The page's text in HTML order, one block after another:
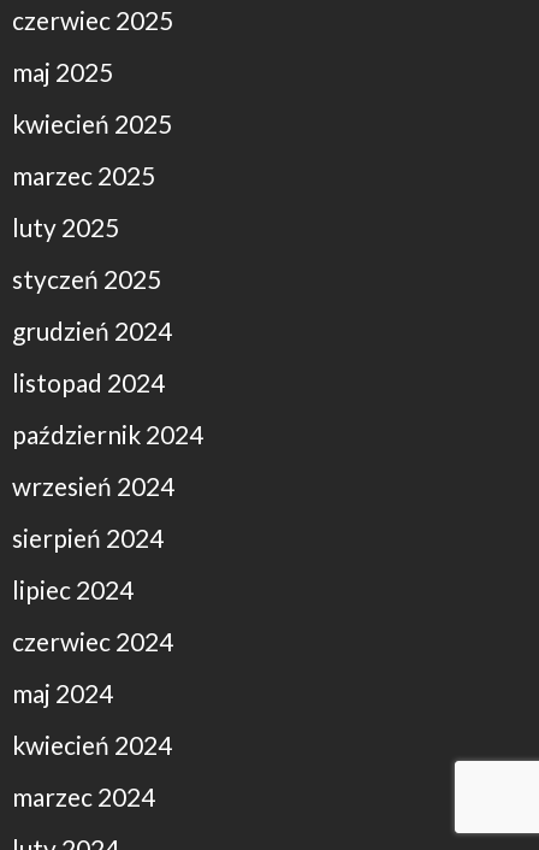
czerwiec 2025
maj 2025
kwiecień 2025
marzec 2025
luty 2025
styczeń 2025
grudzień 2024
listopad 2024
październik 2024
wrzesień 2024
sierpień 2024
lipiec 2024
czerwiec 2024
maj 2024
kwiecień 2024
marzec 2024